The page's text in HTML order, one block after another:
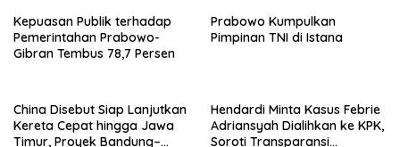
Kepuasan Publik terhadap
Pemerintahan Prabowo-
Gibran Tembus 78,7 Persen
Prabowo Kumpulkan
Pimpinan TNI di Istana
China Disebut Siap Lanjutkan
Kereta Cepat hingga Jawa
Timur, Proyek Bandung–
Hendardi Minta Kasus Febrie
Adriansyah Dialihkan ke KPK,
Soroti Transparansi